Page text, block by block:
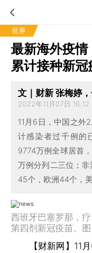
世界
最新海外疫
累计接种新
文｜财新 张梅婷，
2022年11月07日 16:12
11月6日，中国之外
计感染者过千例的
9774万例全球居首
万例分列二三位；
45个，欧洲44个，
西班牙巴塞罗那，
第四剂新冠疫苗。
【财新网】 11